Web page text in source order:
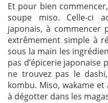
Et pour bien
soupe miso. Celle-ci
japonais, à commencer
extrêmement simple à
sous la main les
pas d’épicerie japonaise
ne trouvez pas le
kombu. Miso, wakame
à dégotter dans les